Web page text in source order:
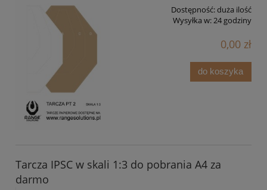
Dostępność:duża ilość
Wysyłka w:24 godziny
0,00 zł
do koszyka
Tarcza IPSC w skali 1:3 do pobrania A4 za
darmo